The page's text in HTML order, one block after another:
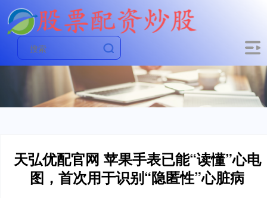
天弘优配官网 苹果手表已能“读懂”心电
图，首次用于识别“隐匿性”心脏病